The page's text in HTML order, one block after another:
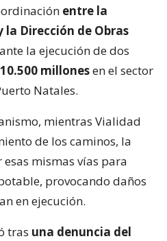
entre la
la Dirección de Obras
la ejecución de dos
millonesen el sector
Natales.
mientras Vialidad
de los caminos, la
mismas vías para
provocando daños
en ejecución.
tras una denuncia del